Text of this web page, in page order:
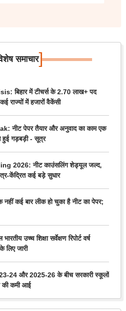
समाचार]
बिहार में टीचर्स के 2.70 लाख+ पद
राज्यों में हजारों वैकेंसी
नीट पेपर तैयार और अनुवाद का काम एक
हुई गड़बड़ी - सूत्र
2026: नीट काउंसलिंग शेड्यूल जल्द,
केंद्रित कई बड़े सुधार
कई बार लीक हो चुका है नीट का पेपर;
उच्च शिक्षा सर्वेक्षण रिपोर्ट वर्ष
जारी
24 और 2025-26 के बीच सरकारी स्कूलों
की कमी आई